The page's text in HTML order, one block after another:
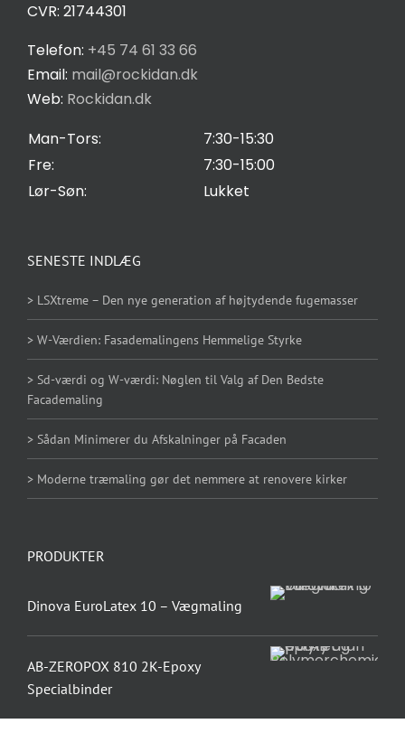
CVR: 21744301
Telefon: +45 74 61 33 66
Email: mail@rockidan.dk
Web: Rockidan.dk
Man-Tors:
7:30-15:30
Fre:
7:30-15:00
Lør-Søn:
Lukket
Privatlivspolitik
Cookie Indstilling
SENESTE INDLÆG
> LSXtreme – Den nye generation af højtydende fugemasser
> W-Værdien: Fasademalingens Hemmelige Styrke
> Sd-værdi og W-værdi: Nøglen til Valg af Den Bedste
Facademaling
> Sådan Minimerer du Afskalninger på Facaden
> Moderne træmaling gør det nemmere at renovere kirker
PRODUKTER
Dinova EuroLatex 10 – Vægmaling
AB-ZEROPOX 810 2K-Epoxy
Specialbinder